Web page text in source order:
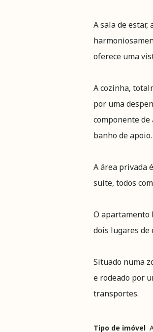
A sala de
oferece uma
A cozinha,
por uma
componente de
banho de apoio.
A área privada
suite, todos
O apartamento
dois lugares de
Situado numa
e rodeado por
transportes.
Tipo de imóvel